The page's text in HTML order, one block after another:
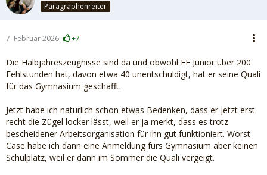
Paragraphenreiter
7. Februar 2026 +7
Die Halbjahreszeugnisse sind da und obwohl FF Junior über 200
Fehlstunden hat, davon etwa 40 unentschuldigt, hat er seine Quali
für das Gymnasium geschafft.
Jetzt habe ich natürlich schon etwas Bedenken, dass er jetzt erst
recht die Zügel locker lässt, weil er ja merkt, dass es trotz
bescheidener Arbeitsorganisation für ihn gut funktioniert. Worst
Case habe ich dann eine Anmeldung fürs Gymnasium aber keinen
Schulplatz, weil er dann im Sommer die Quali vergeigt.